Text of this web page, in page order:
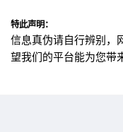
特此声明：
信息真伪请自行辨别，
望我们的平台能为您带